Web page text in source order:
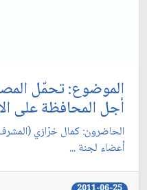
الموضوع: تحمّل
أجل المحافظة على
الحاضرون: كمال خرّازي
أعضاء لجنة ...